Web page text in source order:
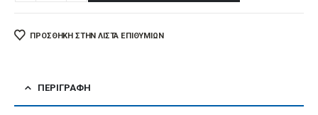
ΠΡΌΣΘΉΚΗ ΣΤΗΝ ΛΊΣΤΑ ΕΠΙΘΥΜΙΏΝ
ΠΕΡΙΓΡΑΦΉ